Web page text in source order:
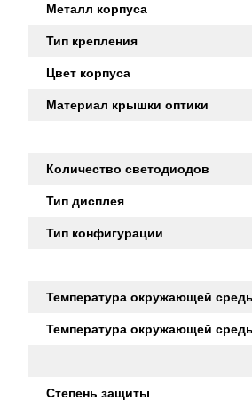
Металл корпуса
Тип крепления
Цвет корпуса
Материал крышки оптики
Количество светодиодов
Тип дисплея
Тип конфигурации
Температура окружающей
Температура окружающей
Степень защиты